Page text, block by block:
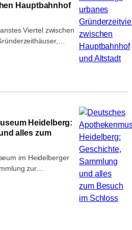
Hauptbahnhof
Viertel zwischen
der Bismarckplatz
Heidelberg:
alles zum
im Heidelberger
zur
Offizinen,